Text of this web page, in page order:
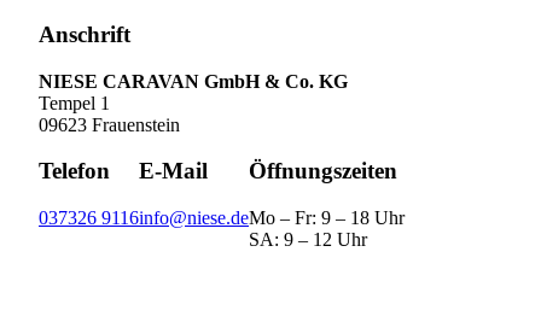
Anschrift
NIESE CARAVAN GmbH & Co. KG
Tempel 1
09623 Frauenstein
Telefon
037326 9116
E-Mail
info@niese.de
Öffnungszeiten
Mo – Fr: 9 – 18 Uhr
SA: 9 – 12 Uhr